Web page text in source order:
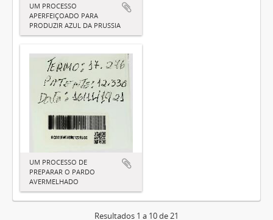
UM PROCESSO
APERFEIÇOADO PARA
PRODUZIR AZUL DA PRUSSIA
UM PROCESSO DE
PREPARAR O PARDO
AVERMELHADO
Resultados 1 a 10 de 21